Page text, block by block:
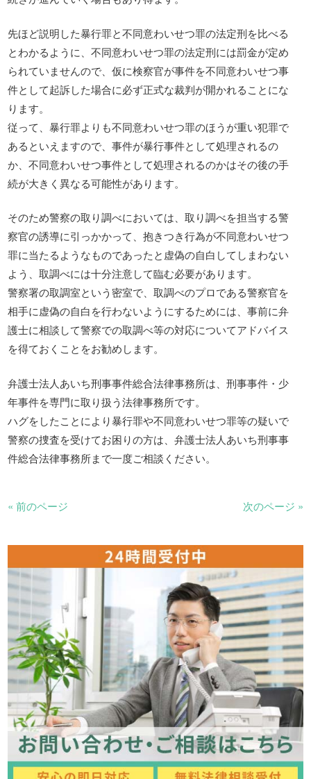
先ほど説明した暴行罪と不同意わいせつ罪の法定刑を比べる
とわかるように、不同意わいせつ罪の法定刑には罰金が定め
られていませんので、仮に検察官が事件を不同意わいせつ事
件として起訴した場合に必ず正式な裁判が開かれることにな
ります。
従って、暴行罪よりも不同意わいせつ罪のほうが重い犯罪で
あるといえますので、事件が暴行事件として処理されるの
か、不同意わいせつ事件として処理されるのかはその後の手
続が大きく異なる可能性があります。
そのため警察の取り調べにおいては、取り調べを担当する警
察官の誘導に引っかかって、抱きつき行為が不同意わいせつ
罪に当たるようなものであったと虚偽の自白してしまわない
よう、取調べには十分注意して臨む必要があります。
警察署の取調室という密室で、取調べのプロである警察官を
相手に虚偽の自白を行わないようにするためには、事前に弁
護士に相談して警察での取調べ等の対応についてアドバイス
を得ておくことをお勧めします。
弁護士法人あいち刑事事件総合法律事務所は、刑事事件・少
年事件を専門に取り扱う法律事務所です。
ハグをしたことにより暴行罪や不同意わいせつ罪等の疑いで
警察の捜査を受けてお困りの方は、弁護士法人あいち刑事事
件総合法律事務所まで一度ご相談ください。
« 前のページ 次のページ »